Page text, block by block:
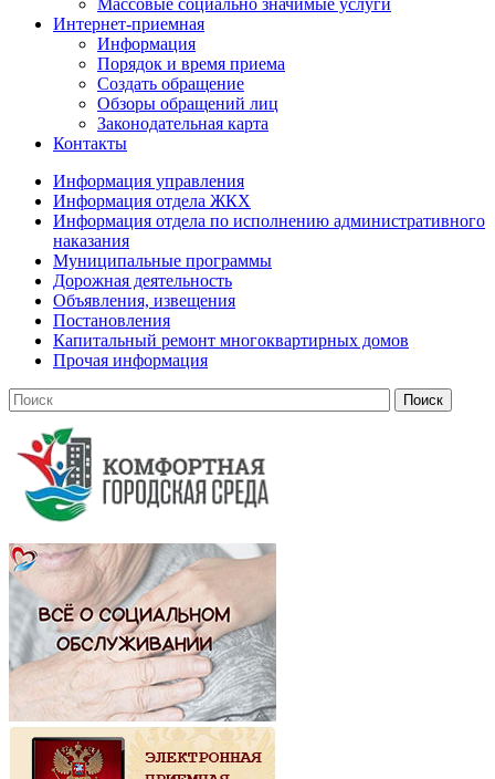
Массовые социально значимые услуги
Интернет-приемная
Информация
Порядок и время приема
Создать обращение
Обзоры обращений лиц
Законодательная карта
Контакты
Информация управления
Информация отдела ЖКХ
Информация отдела по исполнению административного
наказания
Муниципальные программы
Дорожная деятельность
Объявления, извещения
Постановления
Капитальный ремонт многоквартирных домов
Прочая информация